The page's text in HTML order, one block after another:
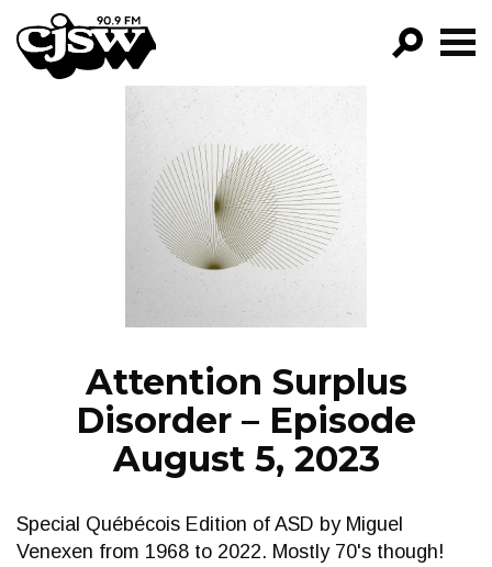
CJSW
FILTER BY:
PROGRAMS
EPISODES
NEWS
Attention Surplus
Disorder – Episode
August 5, 2023
Special Québécois Edition of ASD by Miguel
Venexen from 1968 to 2022. Mostly 70's though!